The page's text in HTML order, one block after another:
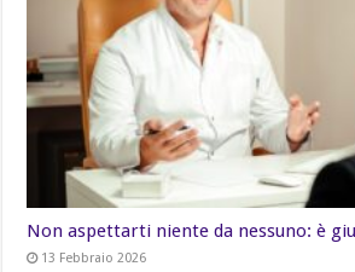
Non aspettarti niente da nessuno: è
13 Febbraio 2026